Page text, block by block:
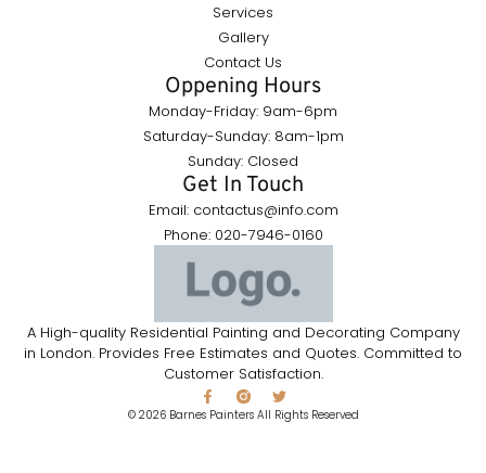
A High-quality Residential Painting and Decorating Company
in London. Provides Free Estimates and Quotes. Committed to
Customer Satisfaction.
© 2026 Barnes Painters All Rights Reserved
Services
Gallery
Contact Us
Oppening Hours
Monday-Friday: 9am-6pm
Saturday-Sunday: 8am-1pm
Sunday: Closed
Get In Touch
Email: contactus@info.com
Phone: 020-7946-0160